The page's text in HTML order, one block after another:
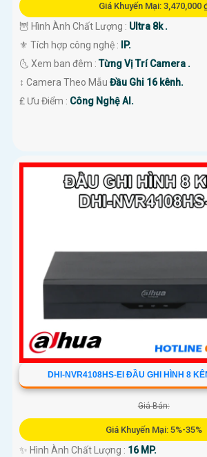
Giá Khuyến Mại: 3,470,000
🦉 Hình Ành Chất Lượng : Ultra 8k .
⚜️ Tích hợp công nghệ :
IP.
🌜 Xem ban đêm :Từng Vị Trí Camera .
↕️ Camera Theo Mẫu Đầu Ghi 16 kênh.
️₤ Ưu Điểm : Công Nghệ AI.
DHI-NVR4108HS-EI ĐẦU GHI HÌNH 8
Giá Bán:
Giá Khuyến Mại: 5%-35%
✨ Hình Ành Chất Lượng : 16 MP.